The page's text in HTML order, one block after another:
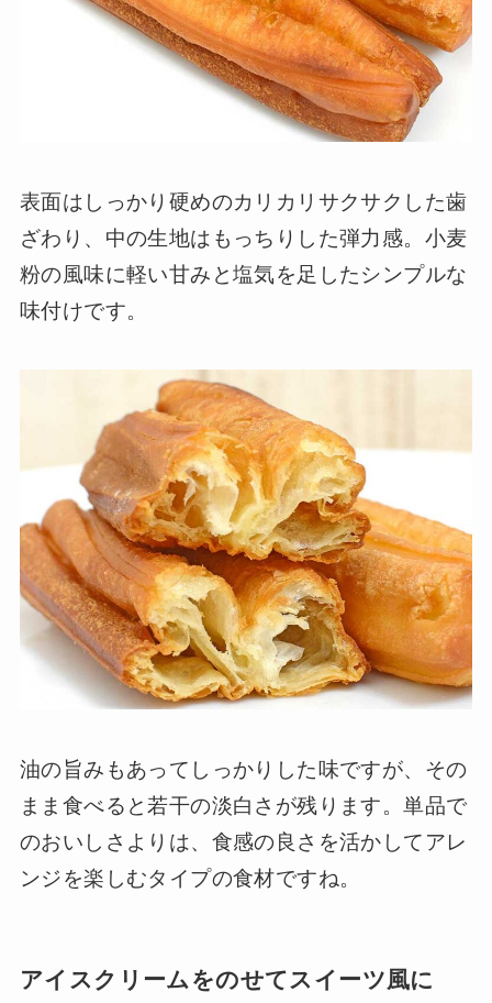
表面はしっかり硬めのカリカリサクサクした歯
ざわり、中の生地はもっちりした弾力感。小麦
粉の風味に軽い甘みと塩気を足したシンプルな
味付けです。
油の旨みもあってしっかりした味ですが、その
まま食べると若干の淡白さが残ります。単品で
のおいしさよりは、食感の良さを活かしてアレ
ンジを楽しむタイプの食材ですね。
アイスクリームをのせてスイーツ風に